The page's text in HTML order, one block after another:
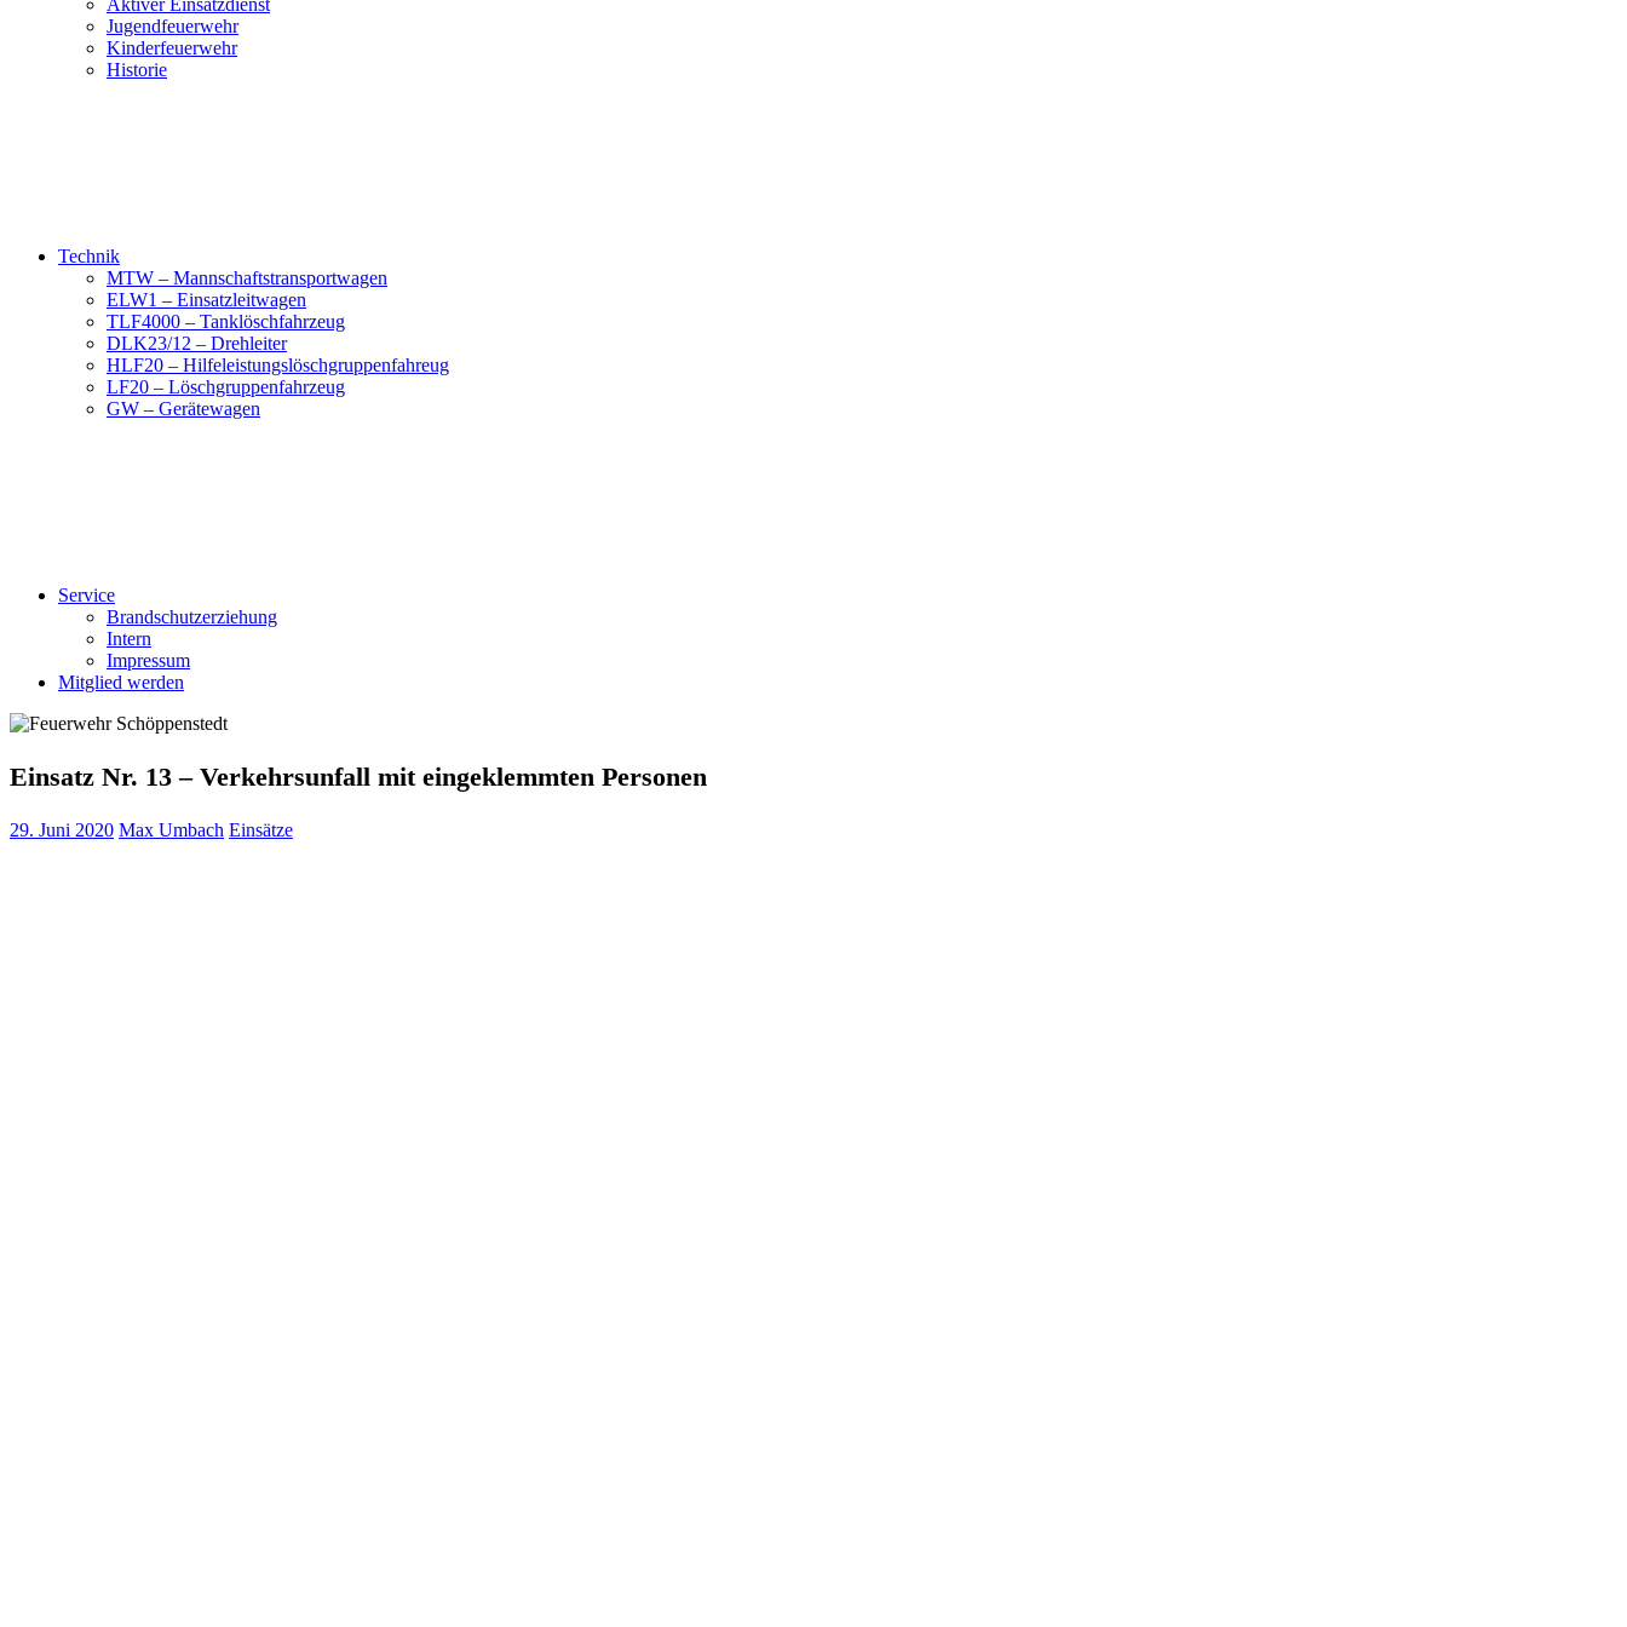
Aktiver Einsatzdienst
Jugendfeuerwehr
Kinderfeuerwehr
Historie
Technik
MTW – Mannschaftstransportwagen
ELW1 – Einsatzleitwagen
TLF4000 – Tanklöschfahrzeug
DLK23/12 – Drehleiter
HLF20 – Hilfeleistungslöschgruppenfahreug
LF20 – Löschgruppenfahrzeug
GW – Gerätewagen
Service
Brandschutzerziehung
Intern
Impressum
Mitglied werden
Einsatz Nr. 13 – Verkehrsunfall mit eingeklemmten Personen
29. Juni 2020 Max Umbach Einsätze